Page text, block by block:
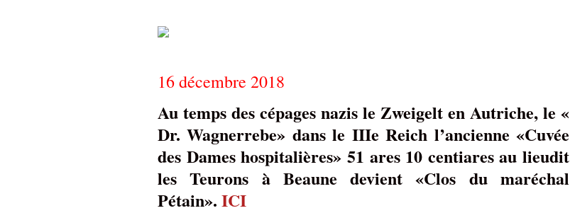
16 décembre 2018
Au temps des cépages nazis le Zweigelt en Autriche, le «
Dr. Wagnerrebe» dans le IIIe Reich l’ancienne «Cuvée
des Dames hospitalières» 51 ares 10 centiares au lieudit
les Teurons à Beaune devient «Clos du maréchal
Pétain». ICI